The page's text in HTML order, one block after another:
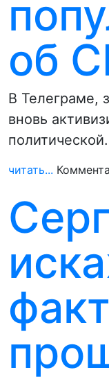
об
В Телеграме,
вновь
читать...